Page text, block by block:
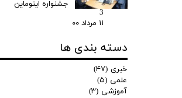
جشنواره اینوماین
3
۱۱ مرداد ۰۰
دسته بندی ها
خبری (۴۷)
علمی (۵)
آموزشی (۳)